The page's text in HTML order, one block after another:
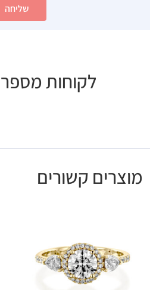
שליחה
לקוחות
מוצרים קשורים